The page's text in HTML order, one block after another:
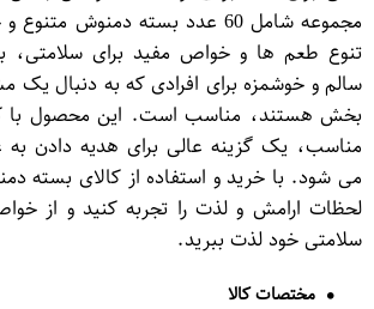
مجموعه شامل 60 عدد بسته دمنوش
تنوع طعم ها و خواص مفید برای سلامتی،
سالم و خوشمزه برای افرادی که به دنبال
بخش هستند، مناسب است. این محصول با
مناسب، یک گزینه عالی برای هدیه دادن
لحظات ارامش و لذت را تجربه کنید و از
سلامتی خود لذت ببرید.
مختصات کالا